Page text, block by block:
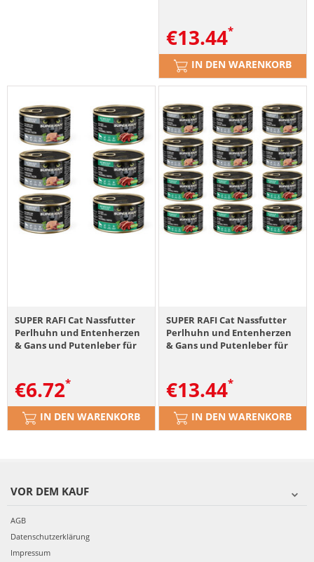
€13.44
IN DEN WARENKORB
SUPER RAFI Cat Nassfutter
Perlhuhn und Entenherzen
& Gans und Putenleber für
€6.72
IN DEN WARENKORB
SUPER RAFI Cat Nassfutter
Perlhuhn und Entenherzen
& Gans und Putenleber für
€13.44
IN DEN WARENKORB
VOR DEM KAUF
AGB
Datenschutzerklärung
Impressum